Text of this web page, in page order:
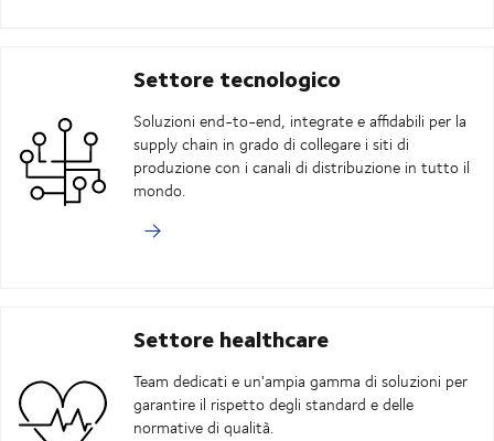
Settore tecnologico
Soluzioni end-to-end, integrate e affidabili per la
supply chain in grado di collegare i siti di
produzione con i canali di distribuzione in tutto il
mondo.
Settore healthcare
Team dedicati e un'ampia gamma di soluzioni per
garantire il rispetto degli standard e delle
normative di qualità.